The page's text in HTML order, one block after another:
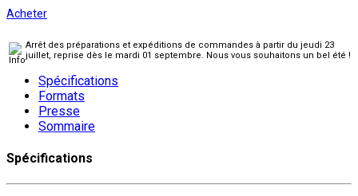
Acheter
Arrêt des préparations et expéditions de commandes à partir du jeudi 23
juillet, reprise dès le mardi 01 septembre. Nous vous souhaitons un bel été !
Spécifications
Formats
Presse
Sommaire
Spécifications